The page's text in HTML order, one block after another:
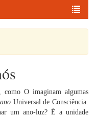
O imaginam algumas
Universal de Consciência.
um ano-luz? É a unidade